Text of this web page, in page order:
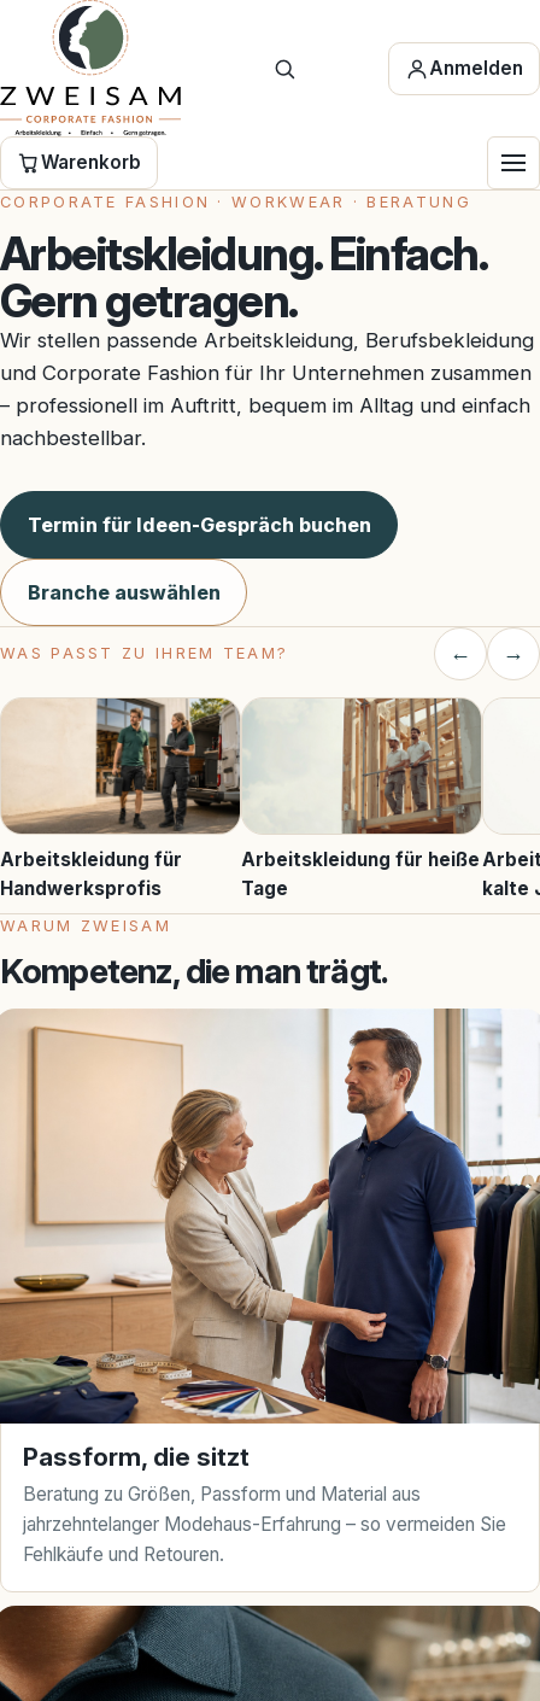
Warenkorb
Anmelden
CORPORATE FASHION · WORKWEAR · BERATUNG
Arbeitskleidung. Einfach.
Gern getragen.
Wir stellen passende Arbeitskleidung, Berufsbekleidung
und Corporate Fashion für Ihr Unternehmen zusammen
– professionell im Auftritt, bequem im Alltag und einfach
nachbestellbar.
Termin für Ideen-Gespräch buchen
Branche auswählen
WAS PASST ZU IHREM TEAM? ← →
Arbeitskleidung für
Handwerksprofis
Arbeitskleidung für heiße
Tage
kalte
WARUM ZWEISAM
Kompetenz, die man trägt.
Passform, die sitzt
Beratung zu Größen, Passform und Material aus
jahrzehntelanger Modehaus-Erfahrung – so vermeiden Sie
Fehlkäufe und Retouren.